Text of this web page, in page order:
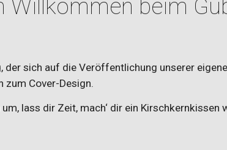
Willkommen beim
der sich auf die Veröffentlichung unserer
zum Cover-Design.
lass dir Zeit, mach‘ dir ein